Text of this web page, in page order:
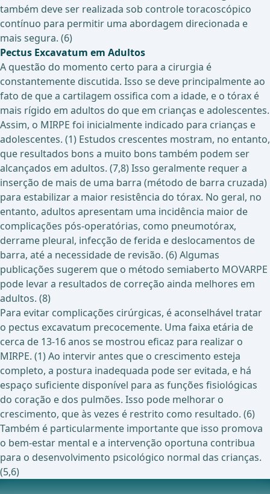
também deve ser realizada sob controle toracoscópico
contínuo para permitir uma abordagem direcionada e
mais segura. (6)
Pectus Excavatum em Adultos
A questão do momento certo para a cirurgia é
constantemente discutida. Isso se deve principalmente ao
fato de que a cartilagem ossifica com a idade, e o tórax é
mais rígido em adultos do que em crianças e adolescentes.
Assim, o MIRPE foi inicialmente indicado para crianças e
adolescentes. (1) Estudos crescentes mostram, no entanto,
que resultados bons a muito bons também podem ser
alcançados em adultos. (7,8) Isso geralmente requer a
inserção de mais de uma barra (método de barra cruzada)
para estabilizar a maior resistência do tórax. No geral, no
entanto, adultos apresentam uma incidência maior de
complicações pós-operatórias, como pneumotórax,
derrame pleural, infecção de ferida e deslocamentos de
barra, até a necessidade de revisão. (6) Algumas
publicações sugerem que o método semiaberto MOVARPE
pode levar a resultados de correção ainda melhores em
adultos. (8)
Para evitar complicações cirúrgicas, é aconselhável tratar
o pectus excavatum precocemente. Uma faixa etária de
cerca de 13-16 anos se mostrou eficaz para realizar o
MIRPE. (1) Ao intervir antes que o crescimento esteja
completo, a postura inadequada pode ser evitada, e há
espaço suficiente disponível para as funções fisiológicas
do coração e dos pulmões. Isso pode melhorar o
crescimento, que às vezes é restrito como resultado. (6)
Também é particularmente importante que isso promova
o bem-estar mental e a intervenção oportuna contribua
para o desenvolvimento psicológico normal das crianças.
(5,6)
Estudos em andamento atualmente sobre este tópico